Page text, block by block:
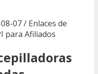
07 / Enlaces de
para Afiliados